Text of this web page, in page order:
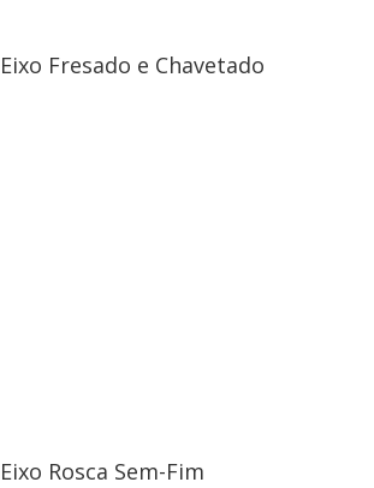
Eixo Fresado e Chavetado
Eixo Rosca Sem-Fim